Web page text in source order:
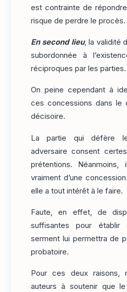
est contrainte de
risque de perdre le procès.
En second lieu, la validité
subordonnée à
réciproques par les parties.
On peine cependant à
ces concessions dans le
décisoire.
La partie qui défère
adversaire consent
prétentions.
vraiment d’une
elle a tout intérêt à le faire.
Faute, en effet, de
suffisantes pour établir
serment lui permettra de
probatoire.
Pour ces deux raisons,
auteurs à soutenir que